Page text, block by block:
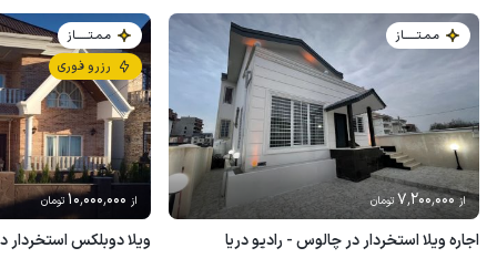
مـمـتــــــاز
از 7٬200٬000تومان
اجاره ویلا استخردار در چالوس - رادیو دریا
مـمـتــــــاز
رزرو فوری
از 10٬000٬000 تومان
ویلا دوبلکس استخردار